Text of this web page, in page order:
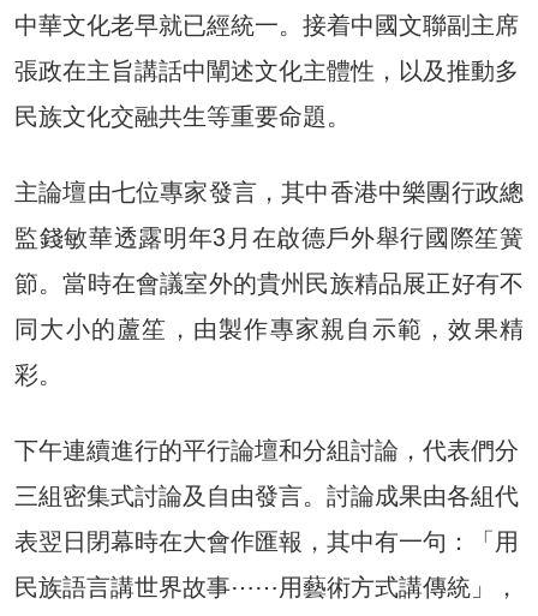
中華文化老早就已經統一。接着中國文聯副主席
張政在主旨講話中闡述文化主體性，以及推動多
民族文化交融共生等重要命題。
主論壇由七位專家發言，其中香港中樂團行政總
監錢敏華透露明年3月在啟德戶外舉行國際笙簧
節。當時在會議室外的貴州民族精品展正好有不
同大小的蘆笙，由製作專家親自示範，效果精
彩。
下午連續進行的平行論壇和分組討論，代表們分
三組密集式討論及自由發言。討論成果由各組代
表翌日閉幕時在大會作匯報，其中有一句：「用
民族語言講世界故事⋯⋯用藝術方式講傳統」，